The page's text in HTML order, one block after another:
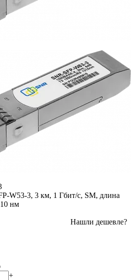
W53-3, 3 км, 1 Гбит/с, SM, длина
нм
Нашли дешевле?
+